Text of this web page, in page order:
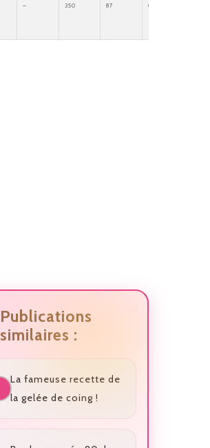
– 350 87 0
Publications
similaires :
La fameuse recette de
la gelée de coing !